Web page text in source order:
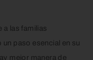
a las familias
paso esencial en su
mejor manera de